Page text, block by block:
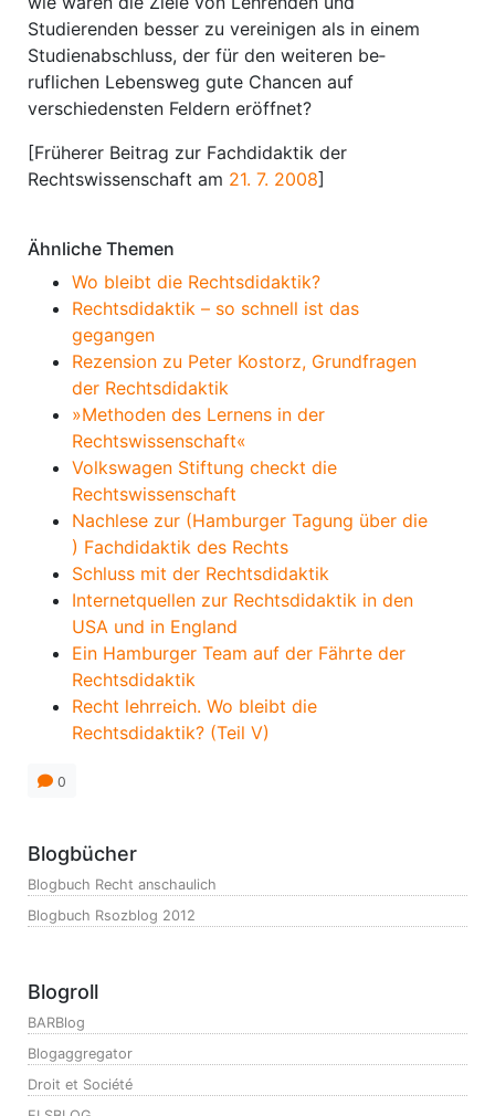
Studierenden besser zu vereinigen als in einem
Studienabschluss, der für den weiteren be­
ruflichen Lebensweg gute Chancen auf
verschiedensten Feldern eröffnet?
[Früherer Beitrag zur Fachdidaktik der
Rechtswissenschaft am 21. 7. 2008]
Ähnliche Themen
Wo bleibt die Rechtsdidaktik?
Rechtsdidaktik – so schnell ist das
gegangen
Rezension zu Peter Kostorz, Grundfragen
der Rechtsdidaktik
»Methoden des Lernens in der
Rechtswissenschaft«
Volkswagen Stiftung checkt die
Rechtswissenschaft
Nachlese zur (Hamburger Tagung über die
) Fachdidaktik des Rechts
Schluss mit der Rechtsdidaktik
Internetquellen zur Rechtsdidaktik in den
USA und in England
Ein Hamburger Team auf der Fährte der
Rechtsdidaktik
Recht lehrreich. Wo bleibt die
Rechtsdidaktik? (Teil V)
0
Blogbücher
Blogbuch Recht anschaulich
Blogbuch Rsozblog 2012
Blogroll
BARBlog
Blogaggregator
Droit et Société